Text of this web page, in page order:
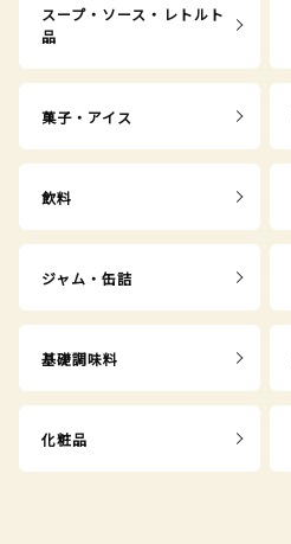
スープ・ソース・レトルト
品
菓子・アイス
飲料
ジャム・缶詰
基礎調味料
化粧品